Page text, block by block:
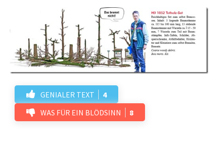
GENIALER TEXT
4
WAS FÜR EIN BLÖDSINN
8